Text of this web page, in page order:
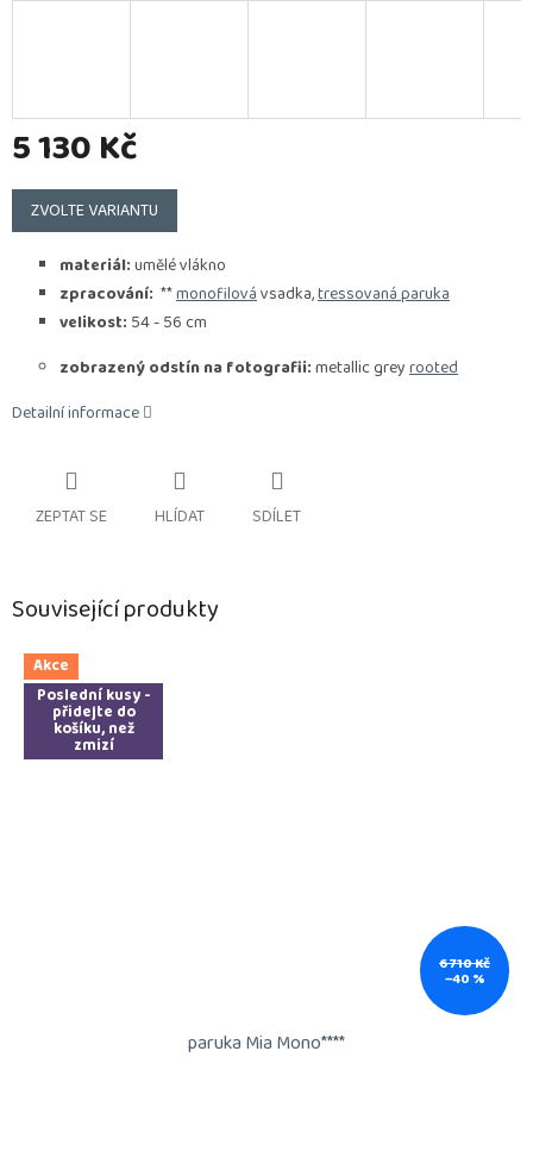
5 130 Kč
Měrná
cena:
ZVOLTE VARIANTU
materiál:umělé vlákno
zpracování: **monofilovávsadka,tressovaná paruka
velikost: 54 - 56 cm
zobrazený odstín na fotografii:metallic greyrooted
Detailní informace
ZEPTAT SE HLÍDAT SDÍLET
Související produkty
Akce
Poslední kusy -
přidejte do
košíku, než
zmizí
6 710 Kč
–40 %
paruka Mia Mono****